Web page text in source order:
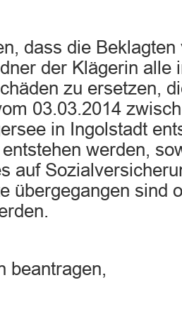
dass die
der Klägerin alle
zu ersetzen,
03.03.2014
in Ingolstadt
werden,
auf
übergegangen sind
beantragen,